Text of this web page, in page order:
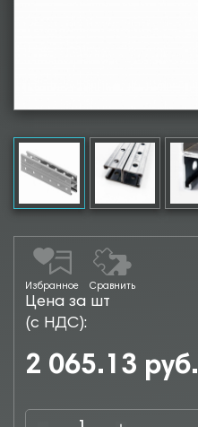
Избранное Сравнить
Цена за шт
(с НДС):
2 065.13 руб.